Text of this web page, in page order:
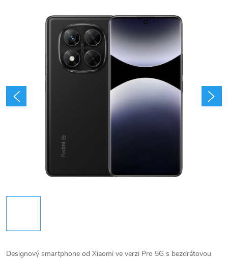
Designový smartphone od Xiaomi ve verzi Pro 5G s bezdrátovou